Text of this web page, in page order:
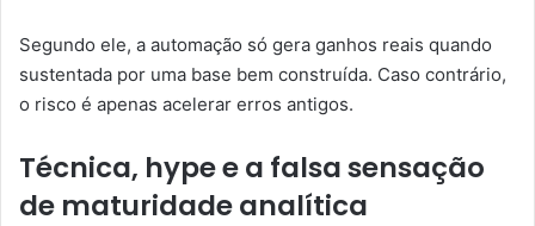
Segundo ele, a automação só gera ganhos reais quando
sustentada por uma base bem construída. Caso contrário,
o risco é apenas acelerar erros antigos.
Técnica, hype e a falsa sensação
de maturidade analítica